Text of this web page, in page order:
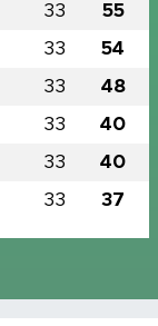
33 55
33 54
33 48
33 40
33 40
33 37